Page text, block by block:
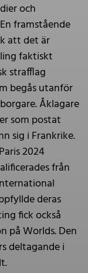
och
framstående
att det är
faktiskt
strafflag
begås utanför
Åklagare
som postat
sig i Frankrike.
2024
från
deras
fick också
på Worlds. Den
deltagande i